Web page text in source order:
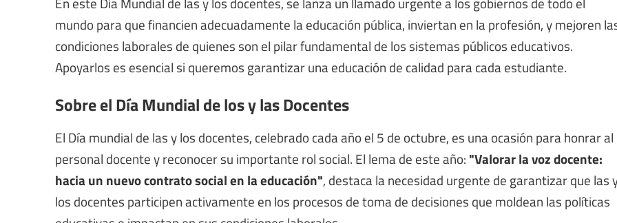
mundo para que financien adecuadamente la educación pública, inviertan en la profesión, y mejoren
condiciones laborales de quienes son el pilar fundamental de los sistemas públicos educativos.
Apoyarlos es esencial si queremos garantizar una educación de calidad para cada estudiante.
Sobre el Día Mundial de los y las Docentes
El Día mundial de las y los docentes, celebrado cada año el 5 de octubre, es una ocasión para honrar al
personal docente y reconocer su importante rol social. El lema de este año: "Valorar la voz docente:
hacia un nuevo contrato social en la educación", destaca la necesidad urgente de garantizar que las
los docentes participen activamente en los procesos de toma de decisiones que moldean las políticas